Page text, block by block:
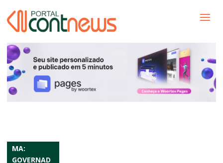
MA:
GOVERNAD